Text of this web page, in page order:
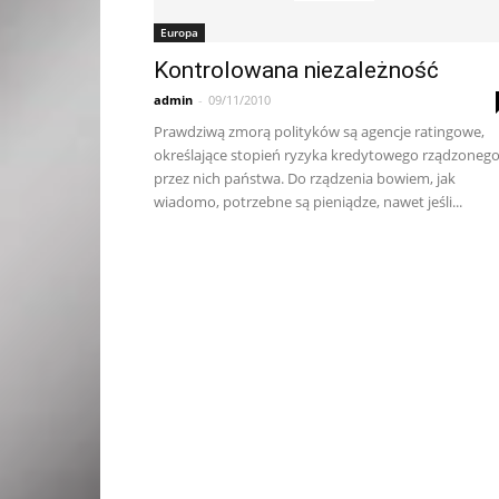
Europa
Kontrolowana niezależność
admin - 09/11/2010
Prawdziwą zmorą polityków są agencje ratingowe,
określające stopień ryzyka kredytowego rządzonego
przez nich państwa. Do rządzenia bowiem, jak
wiadomo, potrzebne są pieniądze, nawet jeśli...